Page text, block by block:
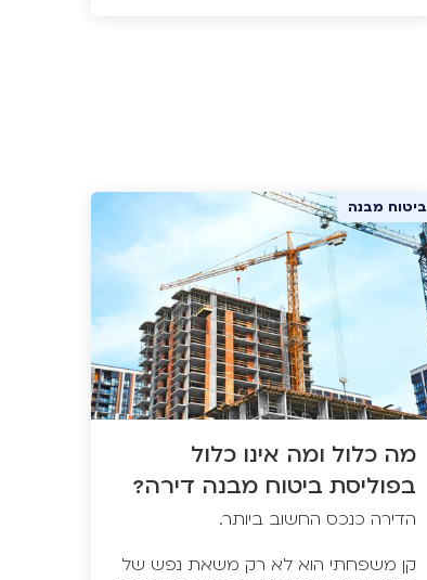
ביטוח מבנה
מה כלול ומה אינו כלול
בפוליסת ביטוח מבנה דירה?
קן משפחתי הוא לא רק משאת נפש של